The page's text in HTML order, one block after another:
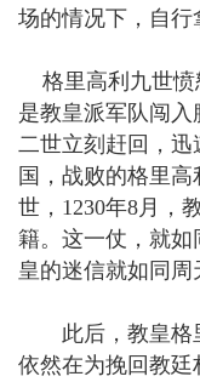
场的情况下，自行
格里高利九世愤
是教皇派军队闯
二世立刻赶回，
国，战败的格里
世，1230年8月，
籍。这一仗，就
皇的迷信就如同周
此后，教皇格里
依然在为挽回教